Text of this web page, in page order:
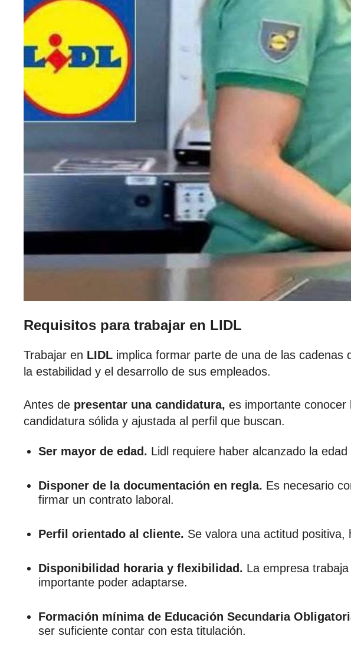
Requisitos para trabajar en LIDL
Trabajar en LIDL implica formar parte de una de las cadenas
la estabilidad y el desarrollo de sus empleados.
Antes de presentar una candidatura, es importante conocer
candidatura sólida y ajustada al perfil que buscan.
Ser mayor de edad. Lidl requiere haber alcanzado la
Disponer de la documentación en regla. Es necesario
firmar un contrato laboral.
Perfil orientado al cliente. Se valora una actitud
Disponibilidad horaria y flexibilidad. La empresa
importante poder adaptarse.
Formación mínima de Educación Secundaria
ser suficiente contar con esta titulación.